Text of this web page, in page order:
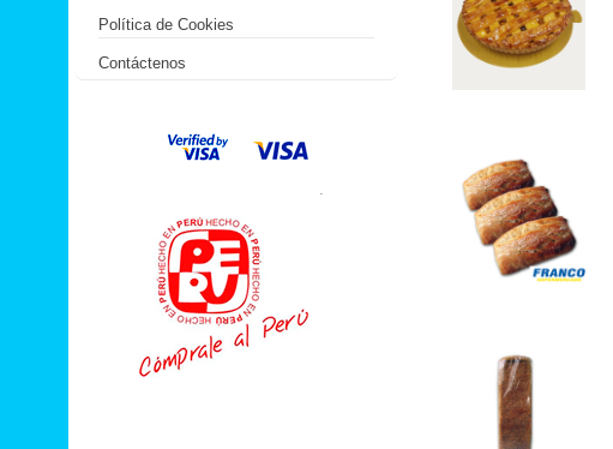
Política de Cookies
Contáctenos
.